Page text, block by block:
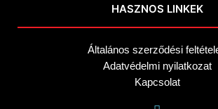
HASZNOS LINKEK
Általános szerződési
Adatvédelmi nyilatkozat
Kapcsolat